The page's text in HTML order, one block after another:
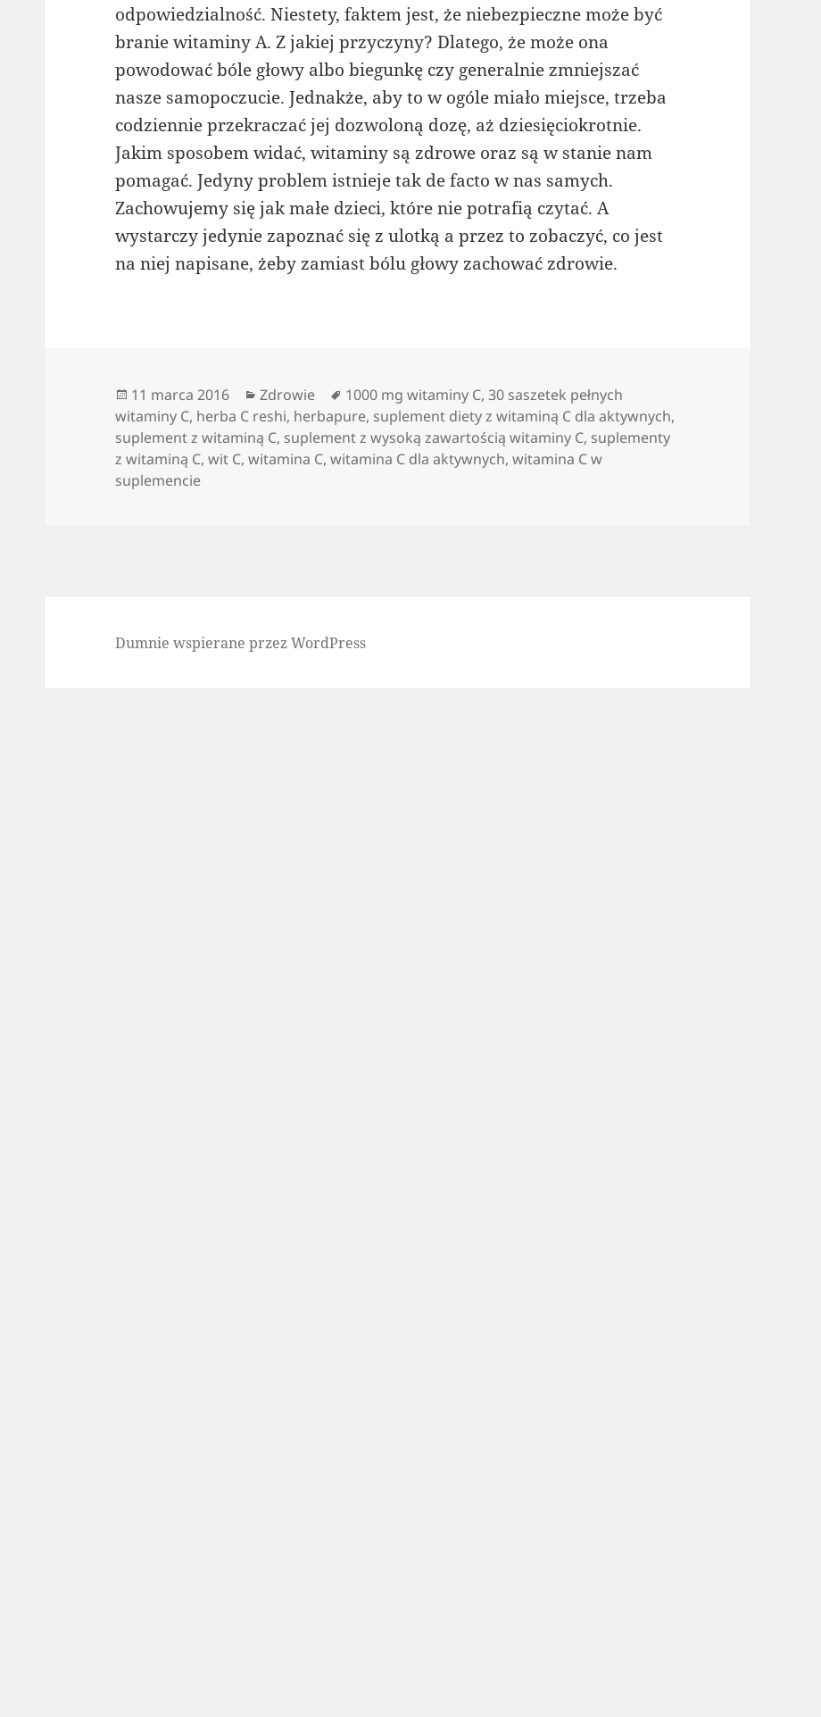
odpowiedzialność. Niestety, faktem jest, że niebezpieczne może być
branie witaminy A. Z jakiej przyczyny? Dlatego, że może ona
powodować bóle głowy albo biegunkę czy generalnie zmniejszać
nasze samopoczucie. Jednakże, aby to w ogóle miało miejsce, trzeba
codziennie przekraczać jej dozwoloną dozę, aż dziesięciokrotnie.
Jakim sposobem widać, witaminy są zdrowe oraz są w stanie nam
pomagać. Jedyny problem istnieje tak de facto w nas samych.
Zachowujemy się jak małe dzieci, które nie potrafią czytać. A
wystarczy jedynie zapoznać się z ulotką a przez to zobaczyć, co jest
na niej napisane, żeby zamiast bólu głowy zachować zdrowie.
Data
publikacji
11 marca 2016 Kategorie
Zdrowie Tagi
1000 mg witaminy C,30 saszetek pełnych
witaminy C, herba C reshi, herbapure, suplement diety z witaminą C dla aktywnych,
suplement z witaminą C, suplement z wysoką zawartością witaminy C, suplementy
z witaminą C,wit C,witamina C,witamina C dla aktywnych,witamina C w
suplemencie
Dumnie wspierane przez WordPress